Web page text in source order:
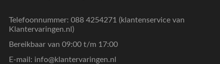
Telefoonnummer: 088 4254271 (klantenservice van
Klantervaringen.nl)
Bereikbaar van 09:00 t/m 17:00
E-mail: info@klantervaringen.nl